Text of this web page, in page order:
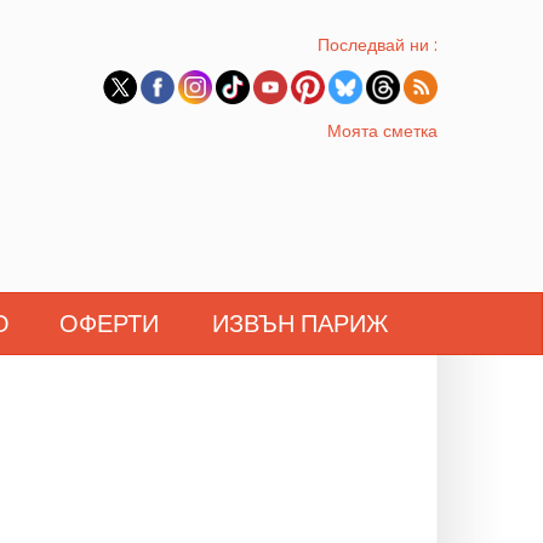
Последвай ни :
Моята сметка
ОФЕРТИ ИЗВЪН ПАРИЖ